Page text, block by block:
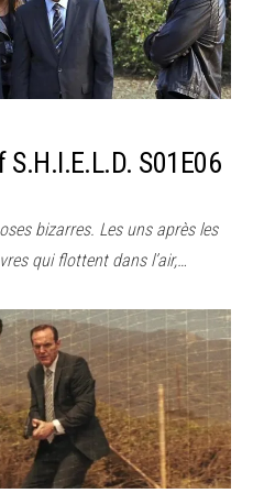
S01E06
bizarres. Les uns après les
qui flottent dans l’air,…